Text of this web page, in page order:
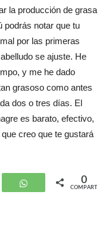
la producción de grasa
podrás notar que tu
por las primeras
se ajuste. He
y me he dado
grasoso como antes
dos o tres días. El
es barato, efectivo,
creo que te gustará
WhatsApp 0
COMPARTIR